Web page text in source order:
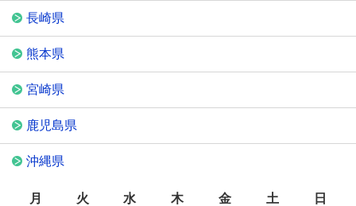
長崎県
熊本県
宮崎県
鹿児島県
沖縄県
月 火 水 木 金 土
日